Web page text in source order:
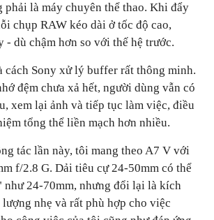
phải là máy chuyên thể thao. Khi đẩy
chụp RAW kéo dài ở tốc độ cao,
- dù chậm hơn so với thế hệ trước.
cách Sony xử lý buffer rất thông minh.
đệm chưa xả hết, người dùng vẫn có
xem lại ảnh và tiếp tục làm việc, điều
tổng thể liền mạch hơn nhiều.
tác lần này, tôi mang theo A7 V với
f/2.8 G. Dải tiêu cự 24-50mm có thể
như 24-70mm, nhưng đổi lại là kích
nhẹ và rất phù hợp cho việc